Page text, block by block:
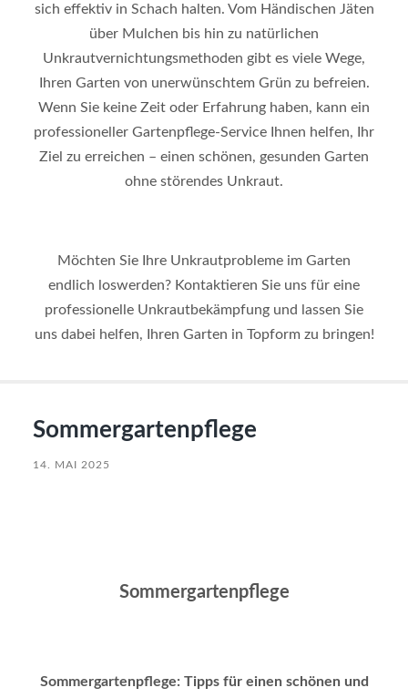
sich effektiv in Schach halten. Vom Händischen Jäten
über Mulchen bis hin zu natürlichen
Unkrautvernichtungsmethoden gibt es viele Wege,
Ihren Garten von unerwünschtem Grün zu befreien.
Wenn Sie keine Zeit oder Erfahrung haben, kann ein
professioneller Gartenpflege-Service Ihnen helfen, Ihr
Ziel zu erreichen – einen schönen, gesunden Garten
ohne störendes Unkraut.
Möchten Sie Ihre Unkrautprobleme im Garten
endlich loswerden? Kontaktieren Sie uns für eine
professionelle Unkrautbekämpfung und lassen Sie
uns dabei helfen, Ihren Garten in Topform zu bringen!
Sommergartenpflege
14. MAI 2025
Sommergartenpflege
Sommergartenpflege: Tipps für einen schönen und